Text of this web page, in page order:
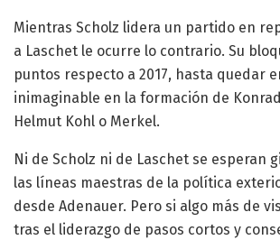
Mientras Scholz lidera un partido en
a Laschet le ocurre lo contrario. Su
puntos respecto a 2017, hasta quedar
inimaginable en la formación de
Helmut Kohl o Merkel.
Ni de Scholz ni de Laschet se esperan
las líneas maestras de la política
desde Adenauer. Pero si algo más de
tras el liderazgo de pasos cortos y